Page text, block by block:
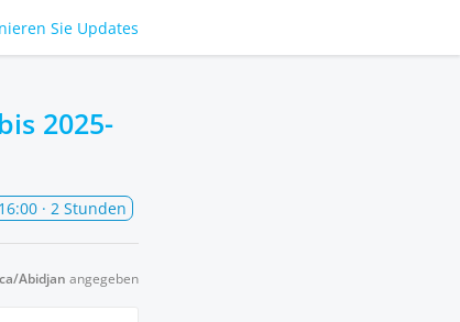
Sie Updates
bis 2025-
· 2 Stunden
Abidjan angegeben